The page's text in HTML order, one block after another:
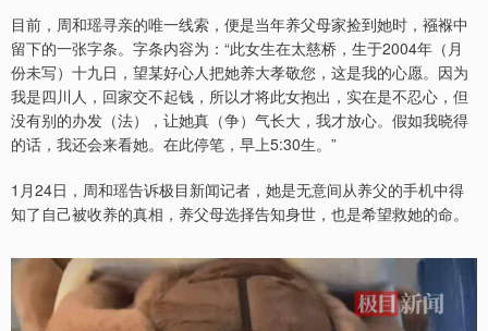
目前，周和瑶寻亲的唯一线索，便是当年养父母家捡到她时，襁褓中
留下的一张字条。字条内容为：“此女生在太慈桥，生于2004年（月
份未写）十九日，望某好心人把她养大孝敬您，这是我的心愿。因为
我是四川人，回家交不起钱，所以才将此女抱出，实在是不忍心，但
没有别的办发（法），让她真（争）气长大，我才放心。假如我晓得
的话，我还会来看她。在此停笔，早上5:30生。”
1月24日，周和瑶告诉极目新闻记者，她是无意间从养父的手机中得
知了自己被收养的真相，养父母选择告知身世，也是希望救她的命。